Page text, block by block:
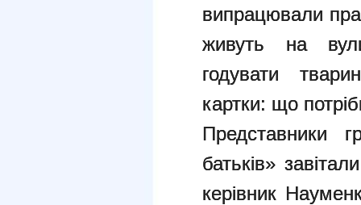
випрацювали
живуть на
годувати
картки: що
Представники
батьків»
керівник